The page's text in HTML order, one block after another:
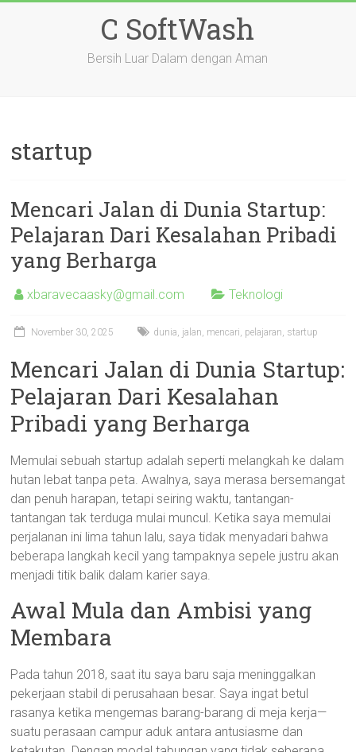
C SoftWash
Bersih Luar Dalam dengan Aman
startup
Mencari Jalan di Dunia Startup:
Pelajaran Dari Kesalahan Pribadi
yang Berharga
xbaravecaasky@gmail.com Teknologi
November 30, 2025 dunia, jalan, mencari, pelajaran, startup
Mencari Jalan di Dunia Startup:
Pelajaran Dari Kesalahan
Pribadi yang Berharga
Memulai sebuah startup adalah seperti melangkah ke dalam
hutan lebat tanpa peta. Awalnya, saya merasa bersemangat
dan penuh harapan, tetapi seiring waktu, tantangan-
tantangan tak terduga mulai muncul. Ketika saya memulai
perjalanan ini lima tahun lalu, saya tidak menyadari bahwa
beberapa langkah kecil yang tampaknya sepele justru akan
menjadi titik balik dalam karier saya.
Awal Mula dan Ambisi yang
Membara
Pada tahun 2018, saat itu saya baru saja meninggalkan
pekerjaan stabil di perusahaan besar. Saya ingat betul
rasanya ketika mengemas barang-barang di meja kerja—
suatu perasaan campur aduk antara antusiasme dan